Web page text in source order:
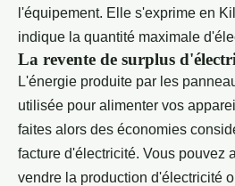
l'équipement. Elle s'exprime en
indique la quantité maximale
La revente de surplus
L'énergie produite par les
utilisée pour alimenter vos
faites alors des économies
facture d'électricité. Vous pouvez
vendre la production d'électricité